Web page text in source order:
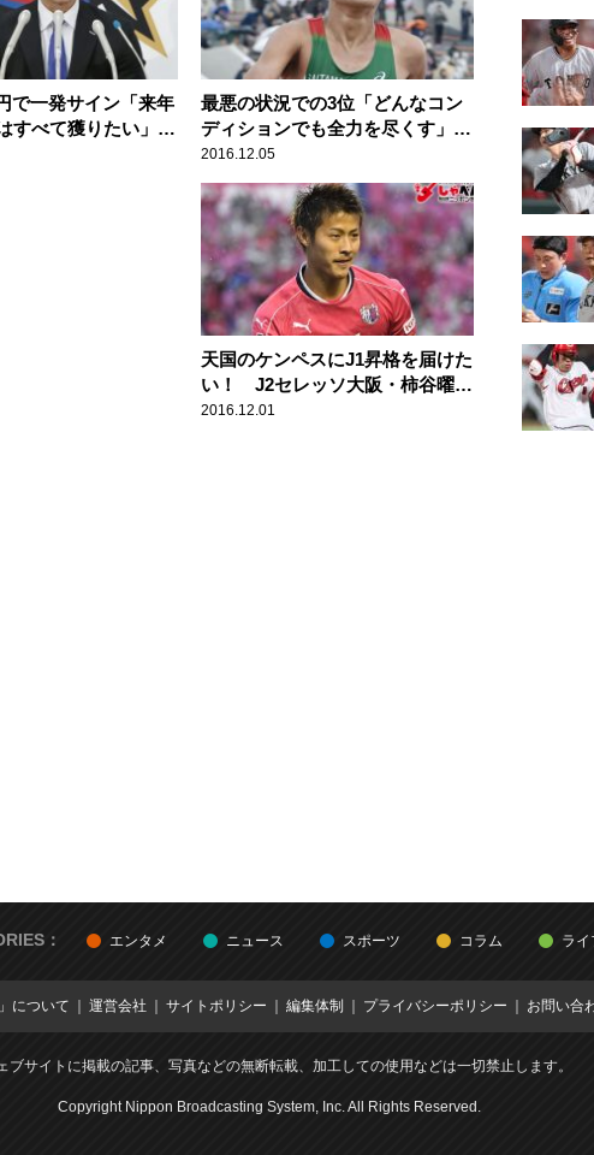
で一発サイン「来年
すべて獲りたい」日
最悪の状況での3位「どんなコン
ディションでも全力を尽くす」男
子マラソン・川内優輝(29歳)スポ
ーツ人間模様
2016.12.05
天国のケンペスにJ1昇格を届けた
い！ J2セレッソ大阪・柿谷曜一
朗（26歳） スポーツ人間模様
2016.12.01
： エンタメ ニュース スポーツ コラム ライ
について 運営会社 サイトポリシー 編集体制 プライバシーポリシー お問い合
ブサイトに掲載の記事、写真などの無断転載、加工しての使用などは一切禁止します。
Copyright Nippon Broadcasting System, Inc. All Rights Reserved.